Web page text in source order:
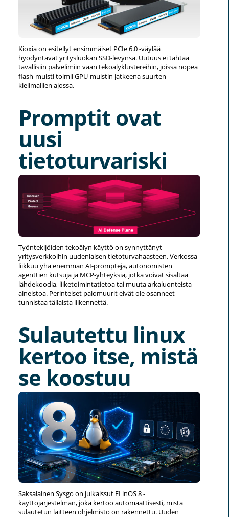
Kioxia on esitellyt ensimmäiset PCIe 6.0 -väylää
hyödyntävät yritysluokan SSD-levynsä. Uutuus ei tähtää
tavallisiin palvelimiin vaan tekoälyklustereihin, joissa nopea
flash-muisti toimii GPU-muistin jatkeena suurten
kielimallien ajossa.
Promptit ovat
uusi
tietoturvariski
Työntekijöiden tekoälyn käyttö on synnyttänyt
yritysverkkoihin uudenlaisen tietoturvahaasteen. Verkossa
liikkuu yhä enemmän AI-prompteja, autonomisten
agenttien kutsuja ja MCP-yhteyksiä, jotka voivat sisältää
lähdekoodia, liiketoimintatietoa tai muuta arkaluonteista
aineistoa. Perinteiset palomuurit eivät ole osanneet
tunnistaa tällaista liikennettä.
Sulautettu linux
kertoo itse, mistä
se koostuu
Saksalainen Sysgo on julkaissut ELinOS 8 -
käyttöjärjestelmän, joka kertoo automaattisesti, mistä
sulautetun laitteen ohjelmisto on rakennettu. Uuden